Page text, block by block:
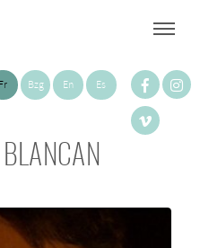
Fr Bzg En Es